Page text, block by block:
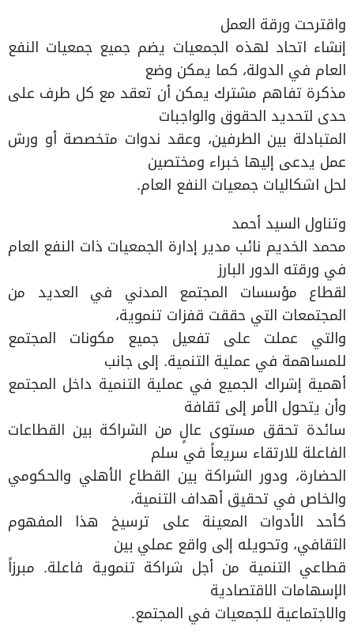
واقترحت ورقة العمل
إنشاء اتحاد لهذه الجمعيات يضم جميع جمعيات النفع
العام في الدولة، كما يمكن وضع
مذكرة تفاهم مشترك يمكن أن تعقد مع كل طرف على
حدى لتحديد الحقوق والواجبات
المتبادلة بين الطرفين، وعقد ندوات متخصصة أو ورش
عمل يدعى إليها خبراء ومختصين
لحل اشكاليات جمعيات النفع العام.
وتناول السيد أحمد
محمد الخديم نائب مدير إدارة الجمعيات ذات النفع العام
في ورقته الدور البارز
لقطاع مؤسسات المجتمع المدني في العديد من
المجتمعات التي حققت قفزات تنموية،
والتي عملت على تفعيل جميع مكونات المجتمع
للمساهمة في عملية التنمية. إلى جانب
أهمية إشراك الجميع في عملية التنمية داخل المجتمع
وأن يتحول الأمر إلى ثقافة
سائدة تحقق مستوى عالٍ من الشراكة بين القطاعات
الفاعلة للارتقاء سريعاً في سلم
الحضارة، ودور الشراكة بين القطاع الأهلي والحكومي
والخاص في تحقيق أهداف التنمية،
كأحد الأدوات المعينة على ترسيخ هذا المفهوم
الثقافي، وتحويله إلى واقع عملي بين
قطاعي التنمية من أجل شراكة تنموية فاعلة. مبرزاً
الإسهامات الاقتصادية
والاجتماعية للجمعيات في المجتمع.